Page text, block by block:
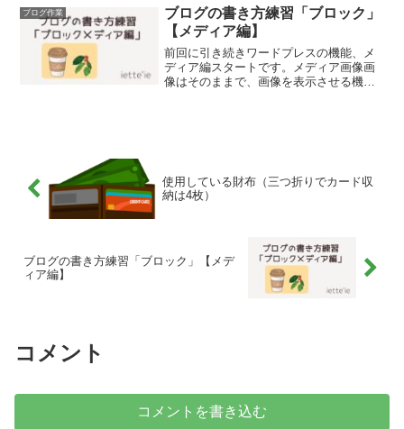
としては下記2つです。無料商用利用が可
能無料で使えるサイト...
ブログ作業
ブログの書き方練習「ブロック」
【メディア編】
前回に引き続きワードプレスの機能、メ
ディア編スタートです。メディア画像画
像はそのままで、画像を表示させる機能
使用している財布（三つ折りでカード収
納は4枚）
ブログの書き方練習「ブロック」【メデ
ィア編】
コメント
コメントを書き込む